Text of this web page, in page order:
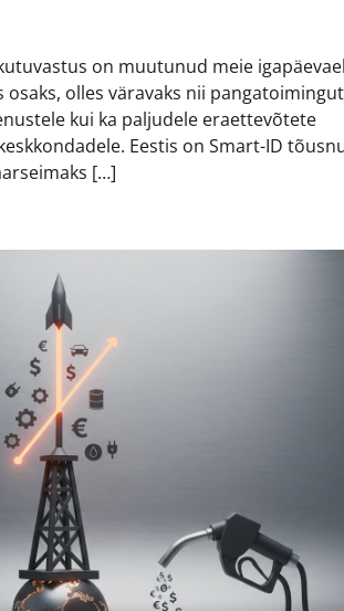
on muutunud meie
osaks, olles väravaks nii
kui ka paljudele eraettevõtete
Eestis on Smart-ID
[…]